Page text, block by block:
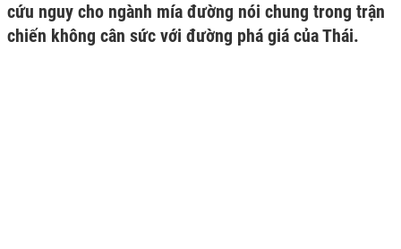
cứu nguy cho ngành mía đường nói chung trong trận
chiến không cân sức với đường phá giá của Thái.